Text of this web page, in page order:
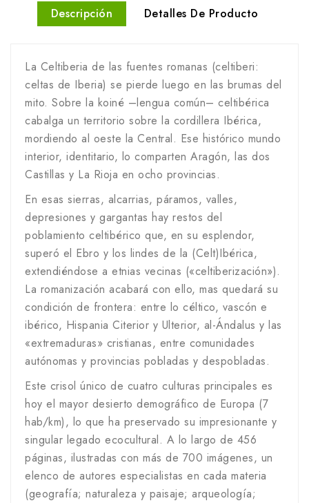
Descripción Detalles De Producto
La Celtiberia de las fuentes romanas (celtiberi:
celtas de Iberia) se pierde luego en las brumas del
mito. Sobre la koiné –lengua común– celtibérica
cabalga un territorio sobre la cordillera Ibérica,
mordiendo al oeste la Central. Ese histórico mundo
interior, identitario, lo comparten Aragón, las dos
Castillas y La Rioja en ocho provincias.
En esas sierras, alcarrias, páramos, valles,
depresiones y gargantas hay restos del
poblamiento celtibérico que, en su esplendor,
superó el Ebro y los lindes de la (Celt)Ibérica,
extendiéndose a etnias vecinas («celtiberización»).
La romanización acabará con ello, mas quedará su
condición de frontera: entre lo céltico, vascón e
ibérico, Hispania Citerior y Ulterior, al-Ándalus y las
«extremaduras» cristianas, entre comunidades
autónomas y provincias pobladas y despobladas.
Este crisol único de cuatro culturas principales es
hoy el mayor desierto demográfico de Europa (7
hab/km), lo que ha preservado su impresionante y
singular legado ecocultural. A lo largo de 456
páginas, ilustradas con más de 700 imágenes, un
elenco de autores especialistas en cada materia
(geografía; naturaleza y paisaje; arqueología;